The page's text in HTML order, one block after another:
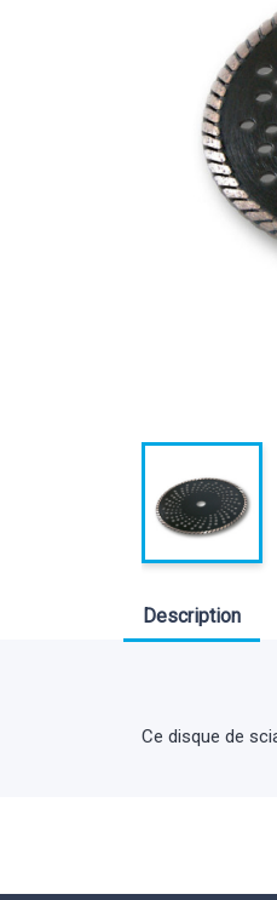
Description
Ce disque de